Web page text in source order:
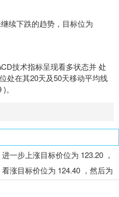
续下跌的趋势，目标位为
技术指标呈现看多状态并 处
处在其20天及50天移动平均线
一步上涨目标价位为 123.20 ，
涨目标价位为 124.40 ，然后为